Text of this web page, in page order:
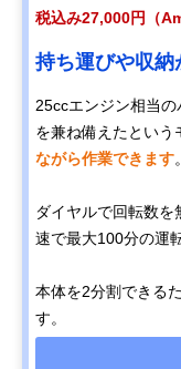
税込み27,000円（
持ち運びや収
25ccエンジン相当
を兼ね備えたという
ながら作業できます。
ダイヤルで回転数
速で最大100分の運
本体を2分割できる
す。